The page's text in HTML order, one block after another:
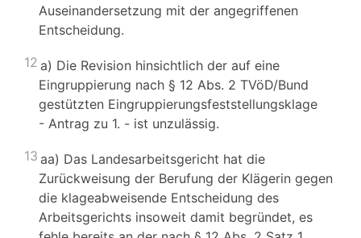
Auseinandersetzung mit der angegriffenen
Entscheidung.
12 a) Die Revision hinsichtlich der auf eine
Eingruppierung nach § 12 Abs. 2 TVöD/Bund
gestützten Eingruppierungsfeststellungsklage
- Antrag zu 1. - ist unzulässig.
13 aa) Das Landesarbeitsgericht hat die
Zurückweisung der Berufung der Klägerin gegen
die klageabweisende Entscheidung des
Arbeitsgerichts insoweit damit begründet, es